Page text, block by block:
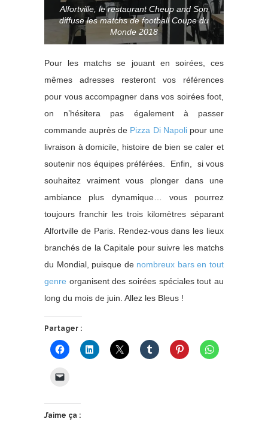
Alfortville, le restaurant Cheup and Son
diffuse les matchs de football Coupe du
Monde 2018
Pour les matchs se jouant en soirées, ces
mêmes adresses resteront vos références
pour vous accompagner dans vos soirées foot,
on n’hésitera pas également à passer
commande auprès de Pizza Di Napolipour une
livraison à domicile, histoire de bien se caler et
soutenir nos équipes préférées. Enfin, si vous
souhaitez vraiment vous plonger dans une
ambiance plus dynamique… vous pourrez
toujours franchir les trois kilomètres séparant
Alfortville de Paris. Rendez-vous dans les lieux
branchés de la Capitale pour suivre les matchs
du Mondial, puisque de nombreux bars en tout
genre organisent des soirées spéciales tout au
long du mois de juin. Allez les Bleus !
Partager :
J’aime ça :